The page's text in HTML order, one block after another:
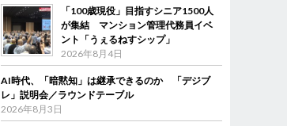
「100歳現役」目指すシニア1500人
が集結 マンション管理代務員イベ
ント「うぇるねすシップ」
2026年8月4日
AI時代、「暗黙知」は継承できるのか 「デジブ
レ」説明会／ラウンドテーブル
2026年8月3日